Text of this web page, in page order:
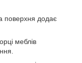
поверхня додає
меблів